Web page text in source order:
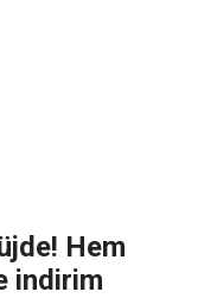
Hem
indirim